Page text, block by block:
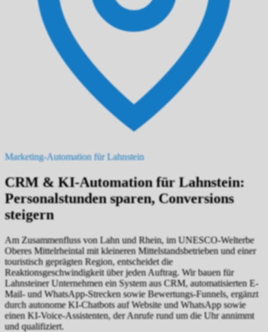
Marketing-Automation für Lahnstein
CRM & KI-Automation für Lahnstein:
Personalstunden sparen, Conversions
steigern
Am Zusammenfluss von Lahn und Rhein, im UNESCO-Welterbe
Oberes Mittelrheintal mit kleineren Mittelstandsbetrieben und einer
touristisch geprägten Region, entscheidet die
Reaktionsgeschwindigkeit über jeden Auftrag. Wir bauen für
Lahnsteiner Unternehmen ein System aus CRM, automatisierten E-
Mail- und WhatsApp-Strecken sowie Bewertungs-Funnels, ergänzt
durch autonome KI-Chatbots auf Website und WhatsApp sowie
einen KI-Voice-Assistenten, der Anrufe rund um die Uhr annimmt
und qualifiziert.